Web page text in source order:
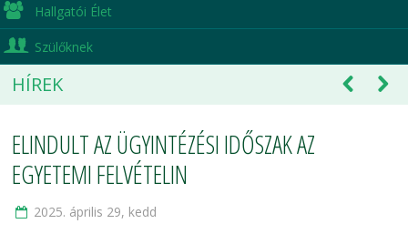
Hallgatói Élet
Szülőknek
HÍREK
ELINDULT AZ ÜGYINTÉZÉSI IDŐSZAK AZ
EGYETEMI FELVÉTELIN
2025. április 29, kedd